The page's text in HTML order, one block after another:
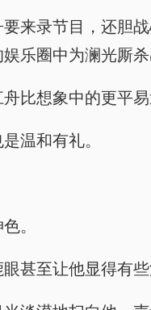
来录节目，还胆
乐圈中为澜光厮杀
比想象中的更平
温和有礼。
。
甚至让他显得有些